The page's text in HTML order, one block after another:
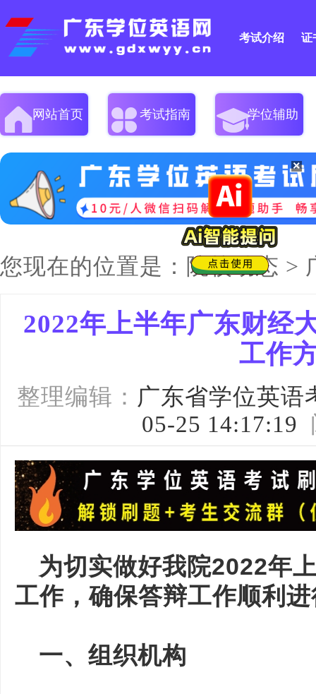
考试介绍 证
网站首页 考试指南 学位辅助
您现在的位置是： 院校动态 >
2022年上半年广东财经
工作
整理编辑： 广东省学位英语
05-25 14:17:19
为切实做好我院2022年
工作，确保答辩工作顺利
一、组织机构